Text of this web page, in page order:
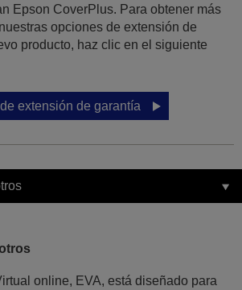
Epson CoverPlus. Para obtener más
opciones de extensión de
producto, haz clic en el siguiente
extensión de garantía
online, EVA, está diseñado para